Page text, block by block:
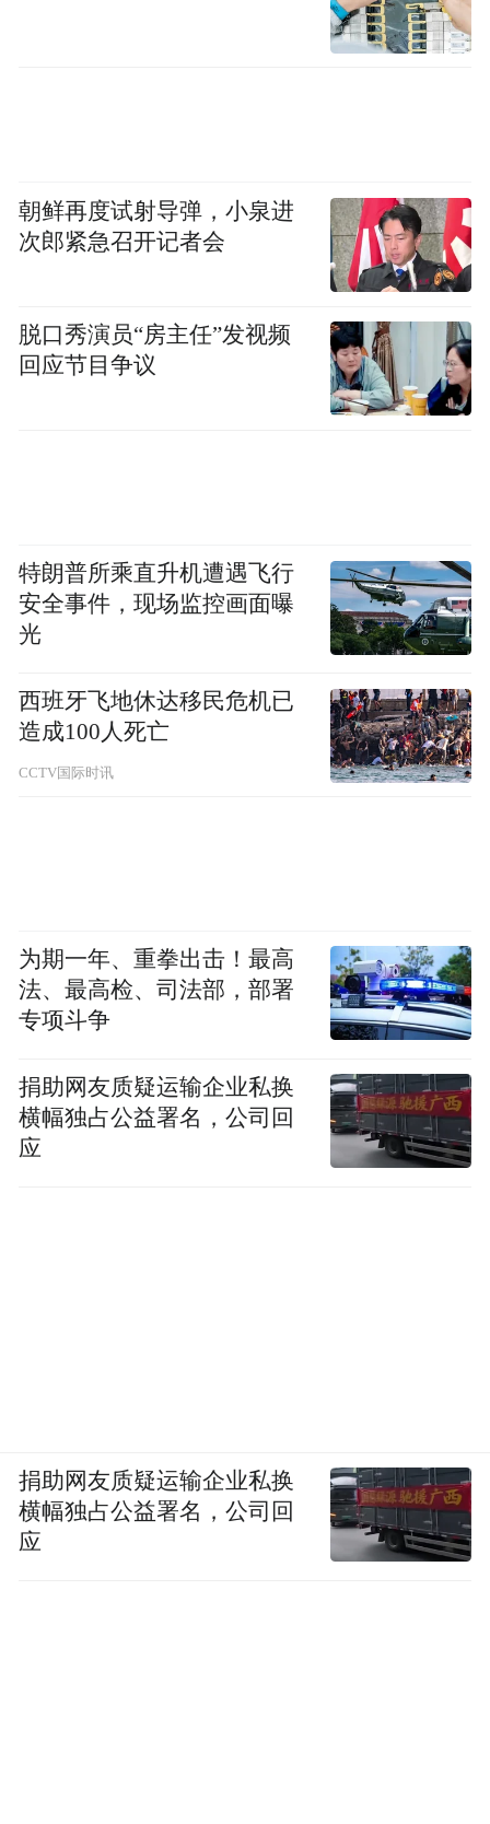
朝鲜再度试射导弹，小泉进
次郎紧急召开记者会
脱口秀演员“房主任”发视频
回应节目争议
特朗普所乘直升机遭遇飞行
安全事件，现场监控画面曝
光
西班牙飞地休达移民危机已
造成100人死亡
CCTV国际时讯
为期一年、重拳出击！最高
法、最高检、司法部，部署
专项斗争
捐助网友质疑运输企业私换
横幅独占公益署名，公司回
应
捐助网友质疑运输企业私换
横幅独占公益署名，公司回
应